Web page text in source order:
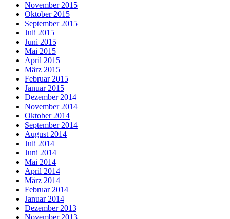
November 2015
Oktober 2015
September 2015
Juli 2015
Juni 2015
Mai 2015
April 2015
März 2015
Februar 2015
Januar 2015
Dezember 2014
November 2014
Oktober 2014
September 2014
August 2014
Juli 2014
Juni 2014
Mai 2014
April 2014
März 2014
Februar 2014
Januar 2014
Dezember 2013
November 2013